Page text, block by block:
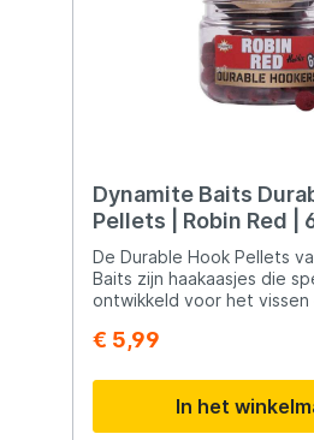
Dynamite Baits
Pellets | Robin Red |
De Durable Hook Pellets
Baits zijn haakaasjes die
ontwikkeld voor het vissen
kenmerken en
Smaakstoffen: De Durable Hook Pellets
staan bekend om hun
smaakstoffen die onder water vrijkomen.
€ 5,99
In het